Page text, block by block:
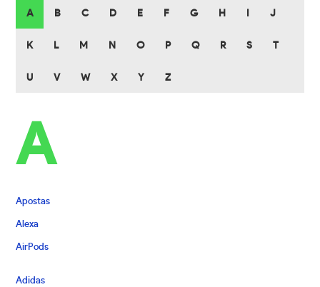
A B C D E F G H J
K L M N O P Q R S T
U V W X Y Z
A
Apostas
Alexa
AirPods
Adidas